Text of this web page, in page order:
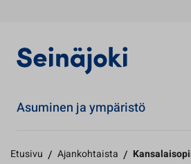
Asuminen ja ympäristö
Etusivu / Ajankohtaista /